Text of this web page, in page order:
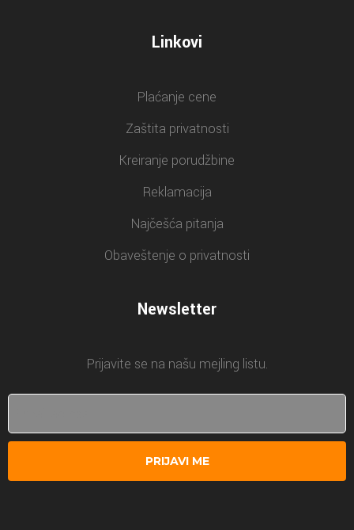
Linkovi
Plaćanje cene
Zaštita privatnosti
Kreiranje porudžbine
Reklamacija
Najčešća pitanja
Obaveštenje o privatnosti
Newsletter
Prijavite se na našu mejling listu.
PRIJAVI ME